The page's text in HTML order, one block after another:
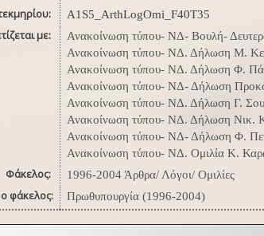
A1S5_ArthLogOmi_F40Τ35
με:
Ανακοίνωση τύπου- ΝΔ- Βουλή-
Ανακοίνωση τύπου- ΝΔ. Δήλωση Μ.
Ανακοίνωση τύπου- ΝΔ. Δήλωση Φ.
Ανακοίνωση τύπου- ΝΔ- Δήλωση
Ανακοίνωση τύπου- ΝΔ. Δήλωση Γ.
Ανακοίνωση τύπου- ΝΔ. Δήλωση Νικ.
Ανακοίνωση τύπου- ΝΔ- Δήλωση Φ.
Ανακοίνωση τύπου- ΝΔ. Ομιλία Κ.
Φάκελος: 1996-2004 Άρθρα/ Λόγοι/ Ομιλίες
φάκελος: Πρωθυπουργία (1996-2004)